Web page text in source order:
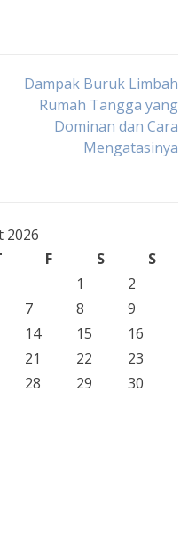
Dampak Buruk Limbah
Rumah Tangga yang
Dominan dan Cara
Mengatasinya
2026
F S
S
1
2
7 8
9
14 15
16
21 22
23
28 29
30